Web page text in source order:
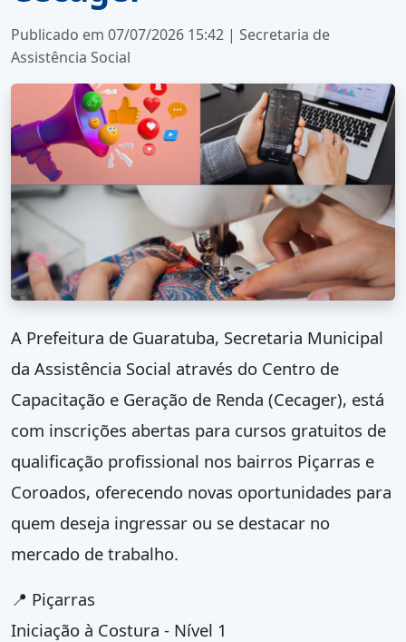
Publicado em 07/07/2026 15:42 | Secretaria de
Assistência Social
A Prefeitura de Guaratuba, Secretaria Municipal
da Assistência Social através do Centro de
Capacitação e Geração de Renda (Cecager), está
com inscrições abertas para cursos gratuitos de
qualificação profissional nos bairros Piçarras e
Coroados, oferecendo novas oportunidades para
quem deseja ingressar ou se destacar no
mercado de trabalho.
📍 Piçarras
Iniciação à Costura - Nível 1